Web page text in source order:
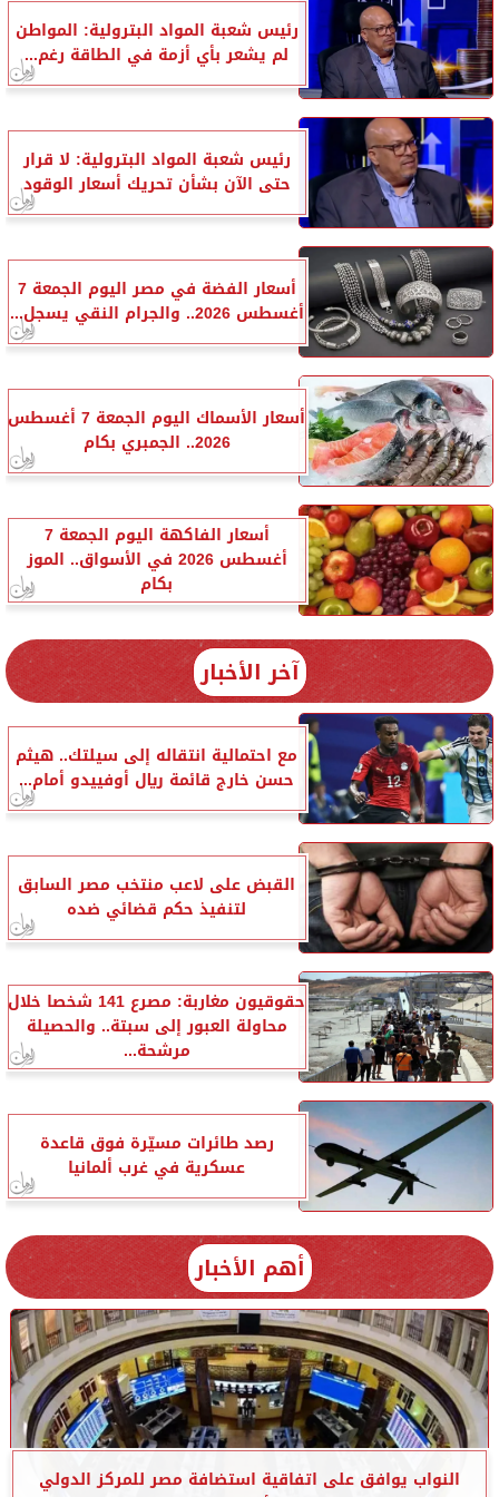
رئيس شعبة المواد البترولية: المواطن
لم يشعر بأي أزمة في الطاقة رغم...
رئيس شعبة المواد البترولية: لا قرار
حتى الآن بشأن تحريك أسعار الوقود
أسعار الفضة في مصر اليوم الجمعة 7
أغسطس 2026.. والجرام النقي يسجل...
أسعار الأسماك اليوم الجمعة 7 أغسطس
2026.. الجمبري بكام
أسعار الفاكهة اليوم الجمعة 7
أغسطس 2026 في الأسواق.. الموز
بكام
آخر الأخبار
مع احتمالية انتقاله إلى سيلتك.. هيثم
حسن خارج قائمة ريال أوفييدو أمام...
القبض على لاعب منتخب مصر السابق
لتنفيذ حكم قضائي ضده
حقوقيون مغاربة: مصرع 141 شخصا خلال
محاولة العبور إلى سبتة.. والحصيلة
مرشحة...
رصد طائرات مسيّرة فوق قاعدة
عسكرية في غرب ألمانيا
أهم الأخبار
النواب يوافق على اتفاقية استضافة مصر للمركز الدولي